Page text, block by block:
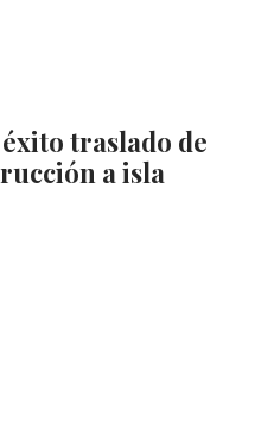
traslado de
a isla